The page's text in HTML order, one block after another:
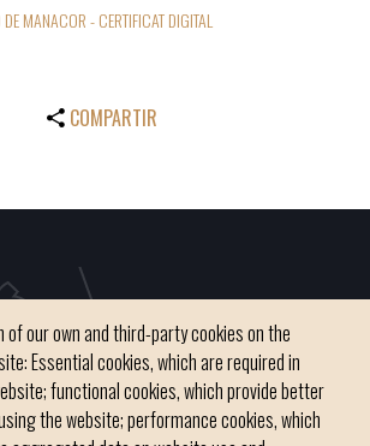
MANACOR - CERTIFICAT DIGITAL
COMPARTIR
of our own and third-party cookies on the
Essential cookies, which are required in
functional cookies, which provide better
the website; performance cookies, which